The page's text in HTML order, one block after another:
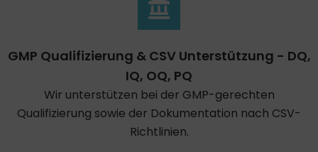
GMP Qualifizierung & CSV Unterstützung - DQ,
IQ, OQ, PQ
Wir unterstützen bei der GMP-gerechten
Qualifizierung sowie der Dokumentation nach CSV-
Richtlinien.